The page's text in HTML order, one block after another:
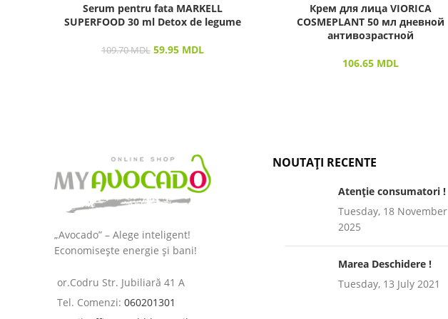
Serum pentru fata MARKELL
SUPERFOOD 30 ml Detox de legume
109.70MDL 59.95 MDL
Крем для лица VIORICA
COSMEPLANT 50 мл дневной
антивозрастной
106.65 MDL
„Avocado” – Alege inteligent!
Economisește energie și bani!
or.Codru Str. Jubiliară 41 A
Tel. Comenzi: 060201301
NOUTAȚI RECENTE
Atenție consumatori !
Tuesday, 18 November
2025
Marea Deschidere !
Tuesday, 13 July 2021